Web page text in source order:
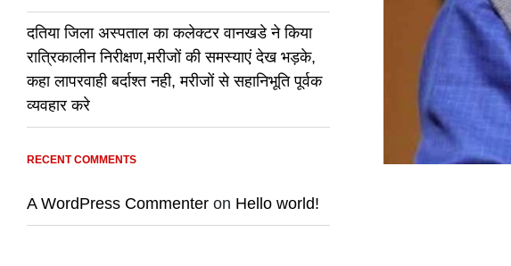
दतिया जिला अस्पताल का कलेक्टर वानखडे ने किया
रात्रिकालीन निरीक्षण,मरीजों की समस्याएं देख भड़के,
कहा लापरवाही बर्दाश्त नही, मरीजों से सहानिभूति पूर्वक
व्यवहार करे
RECENT COMMENTS
A WordPress Commenter on Hello world!